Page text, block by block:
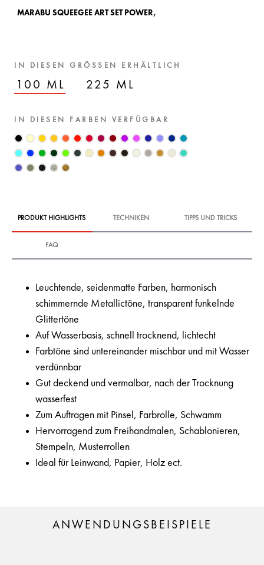
MARABU SQUEEGEE ART SET POWER,
IN DIESEN GRÖSSEN ERHÄLTLICH
100 ML 225 ML
IN DIESEN FARBEN VERFÜGBAR
PRODUKT HIGHLIGHTS TECHNIKEN TIPPS UND TRICKS
FAQ
Leuchtende, seidenmatte Farben, harmonisch
schimmernde Metallictöne, transparent funkelnde
Glittertöne
Auf Wasserbasis, schnell trocknend, lichtecht
Farbtöne sind untereinander mischbar und mit Wasser
verdünnbar
Gut deckend und vermalbar, nach der Trocknung
wasserfest
Zum Auftragen mit Pinsel, Farbrolle, Schwamm
Hervorragend zum Freihandmalen, Schablonieren,
Stempeln, Musterrollen
Ideal für Leinwand, Papier, Holz ect.
ANWENDUNGSBEISPIELE